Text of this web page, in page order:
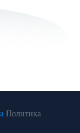
Политика